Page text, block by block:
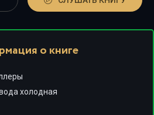
о книге
холодная